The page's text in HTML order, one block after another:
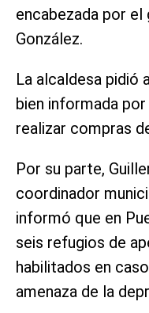
encabezada por
González.
La alcaldesa pidió
bien informada
realizar compras
Por su parte,
coordinador
informó que en
seis refugios de
habilitados en
amenaza de la